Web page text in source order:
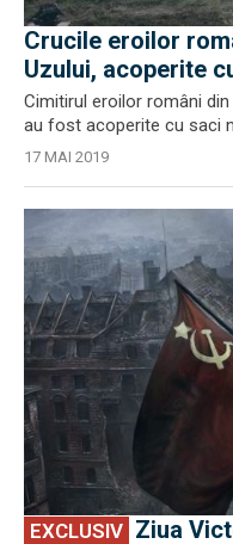
Crucile eroilor
Uzului, acoperite
Cimitirul eroilor români
au fost acoperite cu saci
17 MAI 2019
EXCLUSIV
EXCLUSIV